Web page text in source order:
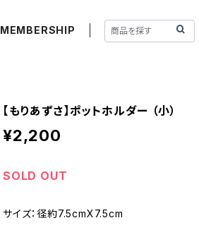
MEMBERSHIP
【もりあずさ】ポットホルダー （小）
¥2,200
SOLD OUT
サイズ：径約7.5cmX7.5cm